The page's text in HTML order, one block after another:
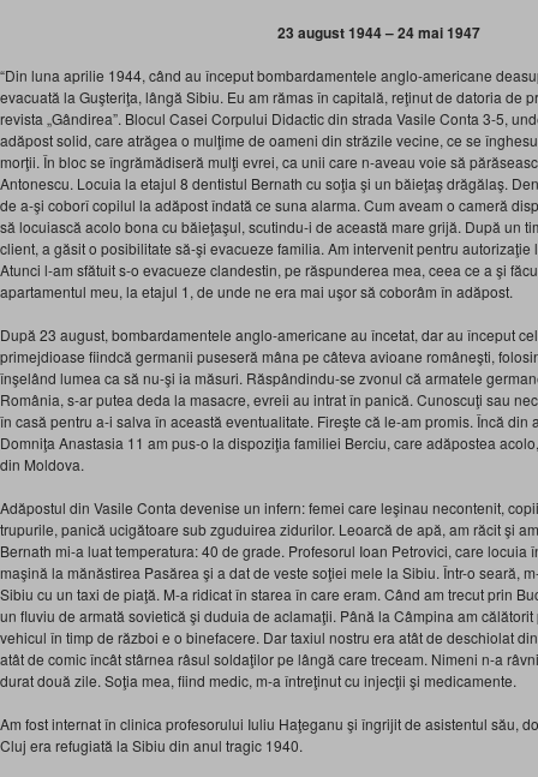
23 august 1944 – 24 mai 1947
“Din luna aprilie 1944, când au început bombardamentele anglo-americane
evacuată la Guşteriţa, lângă Sibiu. Eu am rămas în capitală, reţinut de datoria de
revista „Gândirea”. Blocul Casei Corpului Didactic din strada Vasile Conta 3-5,
adăpost solid, care atrăgea o mulţime de oameni din străzile vecine, ce se
morţii. În bloc se îngrămădiseră mulţi evrei, ca unii care n-aveau voie să
Antonescu. Locuia la etajul 8 dentistul Bernath cu soţia şi un băieţaş drăgălaş.
de a-şi coborî copilul la adăpost îndată ce suna alarma. Cum aveam o cameră
să locuiască acolo bona cu băieţaşul, scutindu-i de această mare grijă. După un
client, a găsit o posibilitate să-şi evacueze familia. Am intervenit pentru autorizaţie
Atunci l-am sfătuit s-o evacueze clandestin, pe răspunderea mea, ceea ce a şi
apartamentul meu, la etajul 1, de unde ne era mai uşor să coborâm în adăpost.
După 23 august, bombardamentele anglo-americane au încetat, dar au început
primejdioase fiindcă germanii puseseră mâna pe câteva avioane româneşti,
înşelând lumea ca să nu-şi ia măsuri. Răspândindu-se zvonul că armatele
România, s-ar putea deda la masacre, evreii au intrat în panică. Cunoscuţi sau
în casă pentru a-i salva în această eventualitate. Fireşte că le-am promis. Încă din
Domniţa Anastasia 11 am pus-o la dispoziţia familiei Berciu, care adăpostea
din Moldova.
Adăpostul din Vasile Conta devenise un infern: femei care leşinau necontenit,
trupurile, panică ucigătoare sub zguduirea zidurilor. Leoarcă de apă, am răcit şi
Bernath mi-a luat temperatura: 40 de grade. Profesorul Ioan Petrovici, care locuia
maşină la mănăstirea Pasărea şi a dat de veste soţiei mele la Sibiu. Într-o seară,
Sibiu cu un taxi de piaţă. M-a ridicat în starea în care eram. Când am trecut prin
un fluviu de armată sovietică şi duduia de aclamaţii. Până la Câmpina am
vehicul în timp de război e o binefacere. Dar taxiul nostru era atât de deschiolat
atât de comic încât stârnea râsul soldaţilor pe lângă care treceam. Nimeni n-a
durat două zile. Soţia mea, fiind medic, m-a întreţinut cu injecţii şi medicamente.
Am fost internat în clinica profesorului Iuliu Haţeganu şi îngrijit de asistentul său,
Cluj era refugiată la Sibiu din anul tragic 1940.